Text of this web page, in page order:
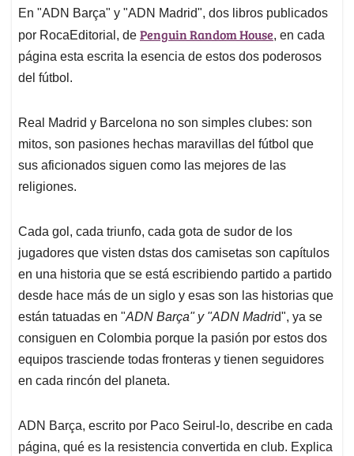
En "ADN Barça" y "ADN Madrid", dos libros publicados
por RocaEditorial, de Penguin Random House, en cada
página esta escrita la esencia de estos dos poderosos
del fútbol.
Real Madrid y Barcelona no son simples clubes: son
mitos, son pasiones hechas maravillas del fútbol que
sus aficionados siguen como las mejores de las
religiones.
Cada gol, cada triunfo, cada gota de sudor de los
jugadores que visten dstas dos camisetas son capítulos
en una historia que se está escribiendo partido a partido
desde hace más de un siglo y esas son las historias que
están tatuadas en "ADN Barça" y "ADN Madrid", ya se
consiguen en Colombia porque la pasión por estos dos
equipos trasciende todas fronteras y tienen seguidores
en cada rincón del planeta.
ADN Barça, escrito por Paco Seirul-lo, describe en cada
página, qué es la resistencia convertida en club. Explica